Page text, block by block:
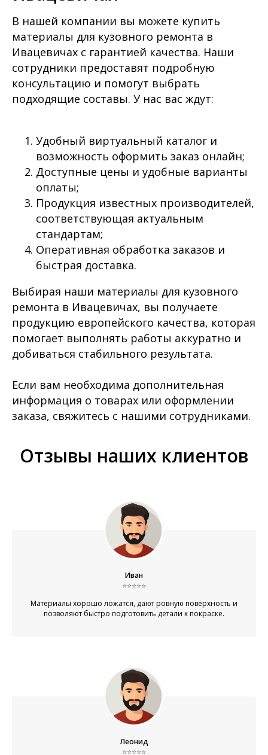
В нашей компании вы можете купить
материалы для кузовного ремонта в
Ивацевичах с гарантией качества. Наши
сотрудники предоставят подробную
консультацию и помогут выбрать
подходящие составы. У нас вас ждут:
Удобный виртуальный каталог и
возможность оформить заказ онлайн;
Доступные цены и удобные варианты
оплаты;
Продукция известных производителей,
соответствующая актуальным
стандартам;
Оперативная обработка заказов и
быстрая доставка.
Выбирая наши материалы для кузовного
ремонта в Ивацевичах, вы получаете
продукцию европейского качества, которая
помогает выполнять работы аккуратно и
добиваться стабильного результата.
Если вам необходима дополнительная
информация о товарах или оформлении
заказа, свяжитесь с нашими сотрудниками.
Отзывы наших клиентов
Иван
⭐⭐⭐⭐⭐
Материалы хорошо ложатся, дают ровную поверхность и
позволяют быстро подготовить детали к покраске.
Леонид
⭐⭐⭐⭐⭐